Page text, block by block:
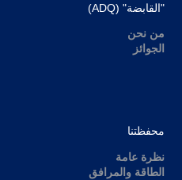
"القابضة" (ADQ)
من نحن
الجوائز
محفظتنا
نظرة عامة
الطاقة والمرافق